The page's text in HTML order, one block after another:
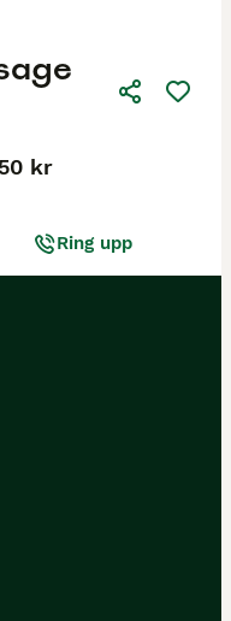
kr
Ring upp